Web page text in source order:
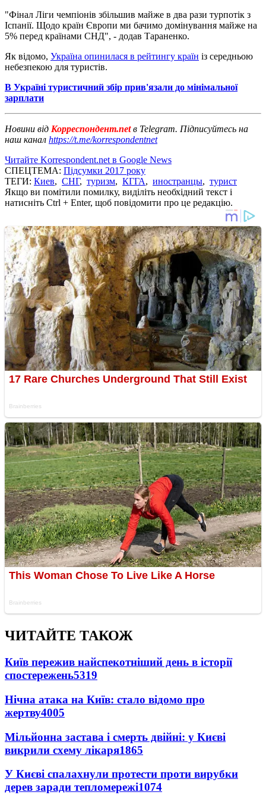
"Фінал Ліги чемпіонів збільшив майже в два рази турпотік з
Іспанії. Щодо країн Європи ми бачимо домінування майже на
5% перед країнами СНД", - додав Тараненко.
Як відомо, Україна опинилася в рейтингу країн із середньою
небезпекою для туристів.
В Україні туристичний збір прив'язали до мінімальної
зарплати
Новини від Корреспондент.netв Telegram. Підписуйтесь на
наш канал https://t.me/korrespondentnet
Читайте Korrespondent.net в Google News
СПЕЦТЕМА: Підсумки 2017 року
ТЕГИ: Киев, СНГ, туризм, КГГА, иностранцы, турист
Якщо ви помітили помилку, виділіть необхідний текст і
натисніть Ctrl + Enter, щоб повідомити про це редакцію.
ЧИТАЙТЕ ТАКОЖ
Київ пережив найспекотніший день в історії
спостережень5319
Нічна атака на Київ: стало відомо про
жертву4005
Мільйонна застава і смерть двійні: у Києві
викрили схему лікаря1865
У Києві спалахнули протести проти вирубки
дерев заради тепломережі1074